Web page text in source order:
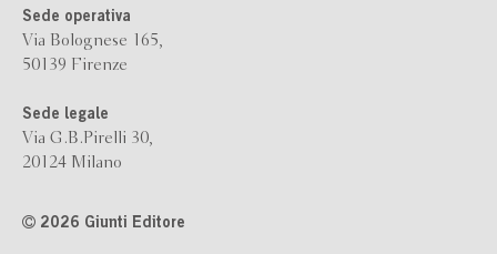
Sede operativa
Via Bolognese 165,
50139 Firenze
Sede legale
Via G.B.Pirelli 30,
20124 Milano
2026 Giunti Editore